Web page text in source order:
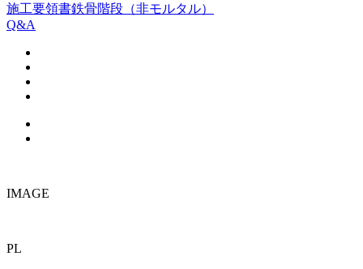
施工要領書鉄骨階段（非モルタル）
Q&A
IMAGE
PL